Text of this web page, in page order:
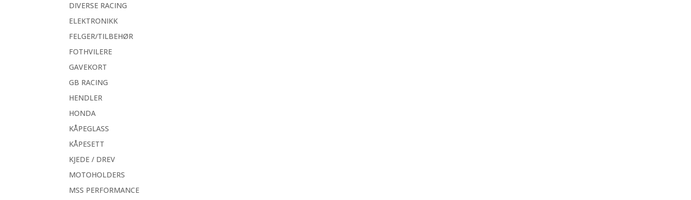
DIVERSE RACING
ELEKTRONIKK
FELGER/TILBEHØR
FOTHVILERE
GAVEKORT
GB RACING
HENDLER
HONDA
KÅPEGLASS
KÅPESETT
KJEDE / DREV
MOTOHOLDERS
MSS PERFORMANCE